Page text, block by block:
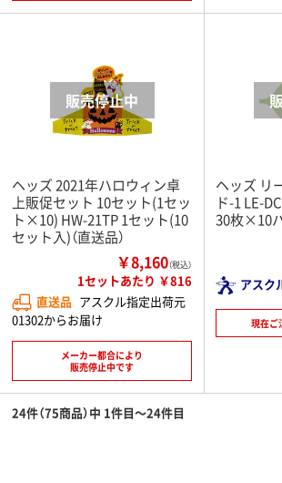
ヘッズ 2021年ハロウィン卓
上販促セット 10セット(1セッ
ト×10) HW-21TP 1セット(10
セット入)（直送品）
￥8,160（税込）
1セットあたり ￥816
直送品 アスクル指定出荷元
01302からお届け
メーカー都合により
販売停止中です
ヘッズ リ
ド-1 LE-
30枚×10
アスク
現在ご
24件（75商品）中 1件目～24件目